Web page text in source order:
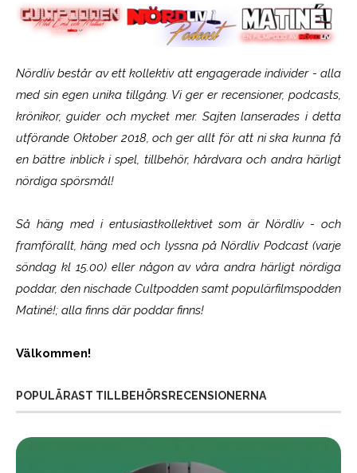
Nördliv består av ett kollektiv att engagerade individer - alla
med sin egen unika tillgång. Vi ger er recensioner, podcasts,
krönikor, guider och mycket mer. Sajten lanserades i detta
utförande Oktober 2018, och ger allt för att ni ska kunna få
en bättre inblick i spel, tillbehör, hårdvara och andra härligt
nördiga spörsmål!
Så häng med i entusiastkollektivet som ärNördliv- och
framförallt, häng med och lyssna på Nördliv Podcast (varje
söndag kl 15.00) eller någon av våra andra härligt nördiga
poddar, den nischade Cultpodden samt populärfilmspodden
Matiné!; alla finns där poddar finns!
Välkommen!
POPULÄRAST TILLBEHÖRSRECENSIONERNA